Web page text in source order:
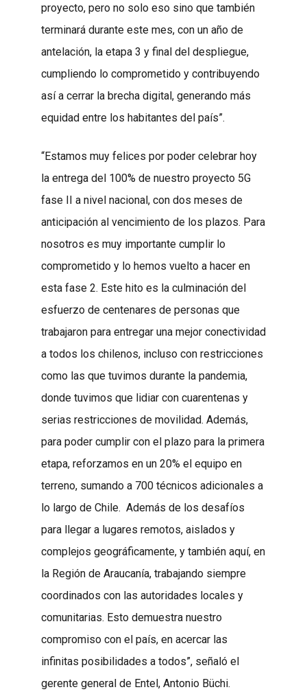
proyecto, pero no solo eso sino que también
terminará durante este mes, con un año de
antelación, la etapa 3 y final del despliegue,
cumpliendo lo comprometido y contribuyendo
así a cerrar la brecha digital, generando más
equidad entre los habitantes del país”.
“Estamos muy felices por poder celebrar hoy
la entrega del 100% de nuestro proyecto 5G
fase II a nivel nacional, con dos meses de
anticipación al vencimiento de los plazos. Para
nosotros es muy importante cumplir lo
comprometido y lo hemos vuelto a hacer en
esta fase 2. Este hito es la culminación del
esfuerzo de centenares de personas que
trabajaron para entregar una mejor conectividad
a todos los chilenos, incluso con restricciones
como las que tuvimos durante la pandemia,
donde tuvimos que lidiar con cuarentenas y
serias restricciones de movilidad. Además,
para poder cumplir con el plazo para la primera
etapa, reforzamos en un 20% el equipo en
terreno, sumando a 700 técnicos adicionales a
lo largo de Chile. Además de los desafíos
para llegar a lugares remotos, aislados y
complejos geográficamente, y también aquí, en
la Región de Araucanía, trabajando siempre
coordinados con las autoridades locales y
comunitarias. Esto demuestra nuestro
compromiso con el país, en acercar las
infinitas posibilidades a todos”, señaló el
gerente general de Entel, Antonio Büchi.